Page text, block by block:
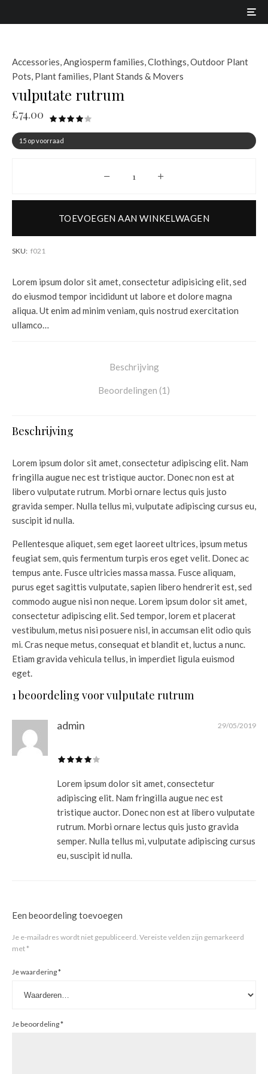
Accessories,Angiosperm families,Clothings,Outdoor Plant
Pots, Plant families, Plant Stands & Movers
vulputate rutrum
£74.00
Lorem ipsum dolor sit amet, consectetur adipisicing elit, sed
do eiusmod tempor incididunt ut labore et dolore magna
aliqua. Ut enim ad minim veniam, quis nostrud exercitation
ullamco…
15 op voorraad
vulputate rutrum aantal
TOEVOEGEN AAN WINKELWAGEN
SKU: f021
Beschrijving
Beoordelingen (1)
Beschrijving
Lorem ipsum dolor sit amet, consectetur adipiscing elit. Nam
fringilla augue nec est tristique auctor. Donec non est at
libero vulputate rutrum. Morbi ornare lectus quis justo
gravida semper. Nulla tellus mi, vulputate adipiscing cursus eu,
suscipit id nulla.
Pellentesque aliquet, sem eget laoreet ultrices, ipsum metus
feugiat sem, quis fermentum turpis eros eget velit. Donec ac
tempus ante. Fusce ultricies massa massa. Fusce aliquam,
purus eget sagittis vulputate, sapien libero hendrerit est, sed
commodo augue nisi non neque. Lorem ipsum dolor sit amet,
consectetur adipiscing elit. Sed tempor, lorem et placerat
vestibulum, metus nisi posuere nisl, in accumsan elit odio quis
mi. Cras neque metus, consequat et blandit et, luctus a nunc.
Etiam gravida vehicula tellus, in imperdiet ligula euismod
eget.
1 beoordeling voorvulputate rutrum
admin 29/05/2019
Lorem ipsum dolor sit amet, consectetur
adipiscing elit. Nam fringilla augue nec est
tristique auctor. Donec non est at libero vulputate
rutrum. Morbi ornare lectus quis justo gravida
semper. Nulla tellus mi, vulputate adipiscing cursus
eu, suscipit id nulla.
Een beoordeling toevoegen
Je e-mailadres wordt niet gepubliceerd. Vereiste velden zijn gemarkeerd
met*
Je waardering*
Je beoordeling*